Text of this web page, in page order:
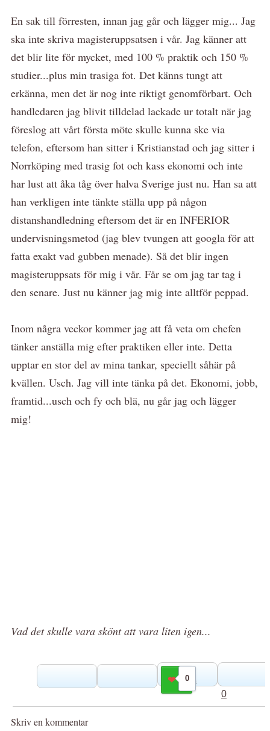
En sak till förresten, innan jag går och lägger mig... Jag
ska inte skriva magisteruppsatsen i vår. Jag känner att
det blir lite för mycket, med 100 % praktik och 150 %
studier...plus min trasiga fot. Det känns tungt att
erkänna, men det är nog inte riktigt genomförbart. Och
handledaren jag blivit tilldelad lackade ur totalt när jag
föreslog att vårt första möte skulle kunna ske via
telefon, eftersom han sitter i Kristianstad och jag sitter i
Norrköping med trasig fot och kass ekonomi och inte
har lust att åka tåg över halva Sverige just nu. Han sa att
han verkligen inte tänkte ställa upp på någon
distanshandledning eftersom det är en INFERIOR
undervisningsmetod (jag blev tvungen att googla för att
fatta exakt vad gubben menade). Så det blir ingen
magisteruppsats för mig i vår. Får se om jag tar tag i
den senare. Just nu känner jag mig inte alltför peppad.
Inom några veckor kommer jag att få veta om chefen
tänker anställa mig efter praktiken eller inte. Detta
upptar en stor del av mina tankar, speciellt såhär på
kvällen. Usch. Jag vill inte tänka på det. Ekonomi, jobb,
framtid...usch och fy och blä, nu går jag och lägger
mig!
Vad det skulle vara skönt att vara liten igen...
0
Gilla
0
Skriv en kommentar